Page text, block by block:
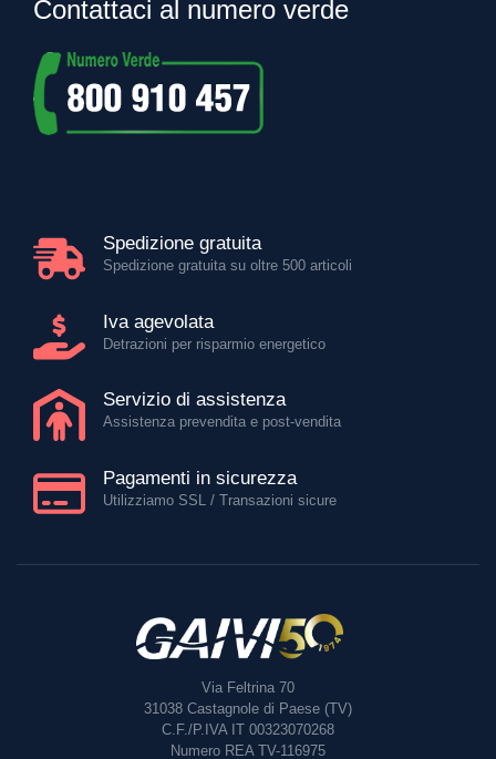
Contattaci al numero verde
Spedizione gratuita
Spedizione gratuita su oltre 500 articoli
Iva agevolata
Detrazioni per risparmio energetico
Servizio di assistenza
Assistenza prevendita e post-vendita
Pagamenti in sicurezza
Utilizziamo SSL / Transazioni sicure
Via Feltrina 70
31038 Castagnole di Paese (TV)
C.F./P.IVA IT 00323070268
Numero REA TV-116975